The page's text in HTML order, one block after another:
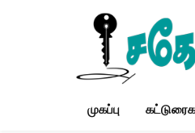
முகப்பு